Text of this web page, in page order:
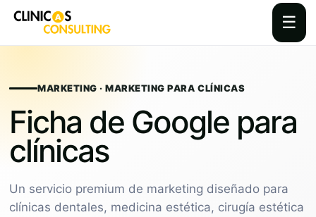
☰
contentMARKETING · MARKETING PARA CLÍNICAS
Ficha de Google para
clínicas
Un servicio premium de marketing diseñado para
clínicas dentales, medicina estética, cirugía estética